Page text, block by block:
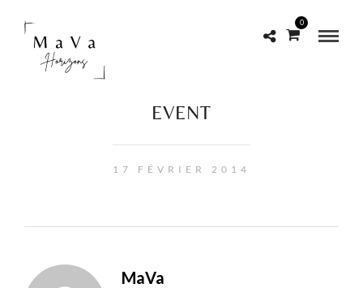
0
EVENT
17 FÉVRIER 2014
MaVa